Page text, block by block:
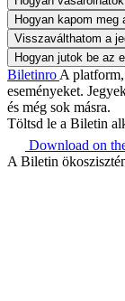
Hogyan kapom meg
Visszaválthatom a
Hogyan jutok be az
Biletinro A
eseményeket.
és még sok másra.
Töltsd le a Biletin
Download on
A Biletin